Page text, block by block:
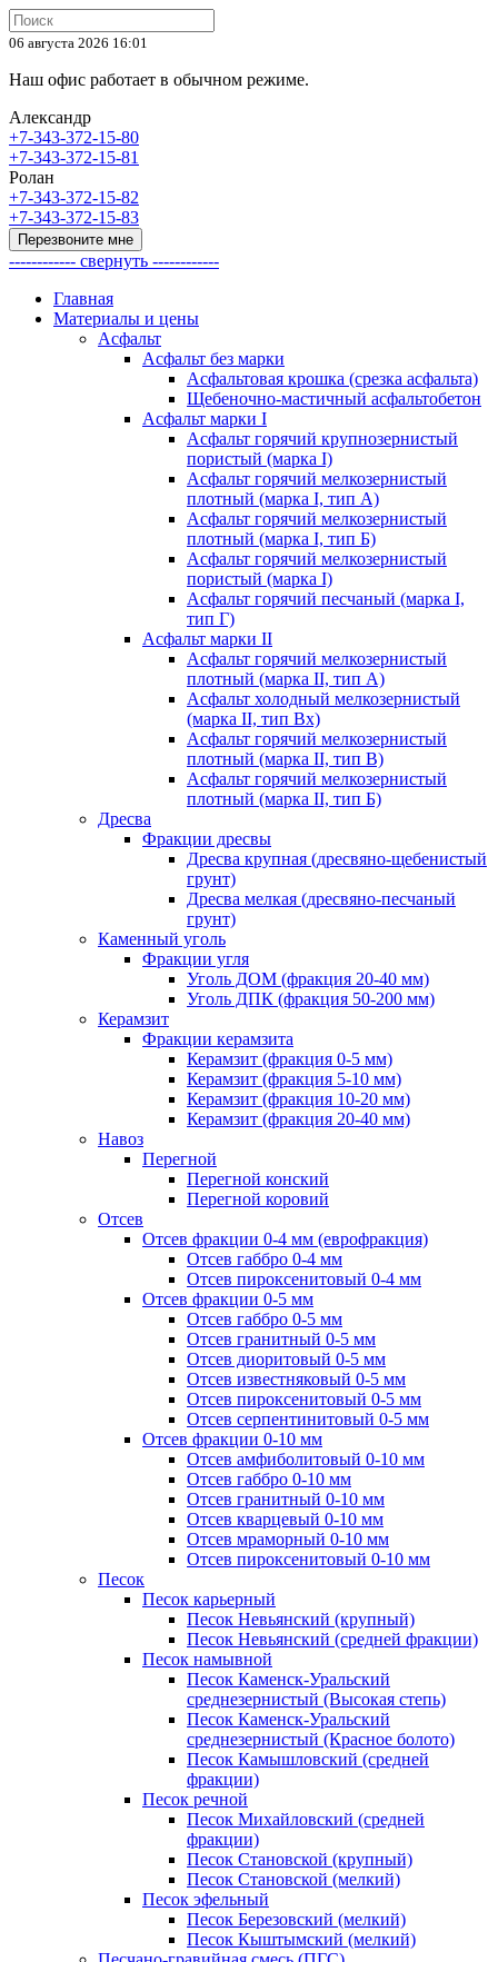
06 августа 2026 16:01
Наш офис работает в обычном режиме.
Александр
+7-343-372-15-80
+7-343-372-15-81
Ролан
+7-343-372-15-82
+7-343-372-15-83
Перезвоните мне
------------ свернуть ------------
Главная
Материалы и цены
Асфальт
Асфальт без марки
Асфальтовая крошка (срезка асфальта)
Щебеночно-мастичный асфальтобетон
Асфальт марки I
Асфальт горячий крупнозернистый
пористый (марка I)
Асфальт горячий мелкозернистый
плотный (марка I, тип А)
Асфальт горячий мелкозернистый
плотный (марка I, тип Б)
Асфальт горячий мелкозернистый
пористый (марка I)
Асфальт горячий песчаный (марка I,
тип Г)
Асфальт марки II
Асфальт горячий мелкозернистый
плотный (марка II, тип А)
Асфальт холодный мелкозернистый
(марка II, тип Вх)
Асфальт горячий мелкозернистый
плотный (марка II, тип В)
Асфальт горячий мелкозернистый
плотный (марка II, тип Б)
Дресва
Фракции дресвы
Дресва крупная (дресвяно-щебенистый
грунт)
Дресва мелкая (дресвяно-песчаный
грунт)
Каменный уголь
Фракции угля
Уголь ДОМ (фракция 20-40 мм)
Уголь ДПК (фракция 50-200 мм)
Керамзит
Фракции керамзита
Керамзит (фракция 0-5 мм)
Керамзит (фракция 5-10 мм)
Керамзит (фракция 10-20 мм)
Керамзит (фракция 20-40 мм)
Навоз
Перегной
Перегной конский
Перегной коровий
Отсев
Отсев фракции 0-4 мм (еврофракция)
Отсев габбро 0-4 мм
Отсев пироксенитовый 0-4 мм
Отсев фракции 0-5 мм
Отсев габбро 0-5 мм
Отсев гранитный 0-5 мм
Отсев диоритовый 0-5 мм
Отсев известняковый 0-5 мм
Отсев пироксенитовый 0-5 мм
Отсев серпентинитовый 0-5 мм
Отсев фракции 0-10 мм
Отсев амфиболитовый 0-10 мм
Отсев габбро 0-10 мм
Отсев гранитный 0-10 мм
Отсев кварцевый 0-10 мм
Отсев мраморный 0-10 мм
Отсев пироксенитовый 0-10 мм
Песок
Песок карьерный
Песок Невьянский (крупный)
Песок Невьянский (средней фракции)
Песок намывной
Песок Каменск-Уральский
среднезернистый (Высокая степь)
Песок Каменск-Уральский
среднезернистый (Красное болото)
Песок Камышловский (средней
фракции)
Песок речной
Песок Михайловский (средней
фракции)
Песок Становской (крупный)
Песок Становской (мелкий)
Песок эфельный
Песок Березовский (мелкий)
Песок Кыштымский (мелкий)